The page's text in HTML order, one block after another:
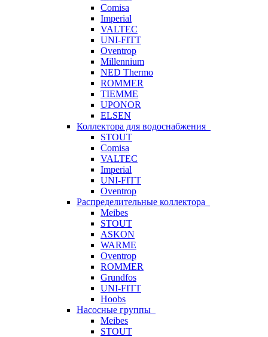
Comisa
Imperial
VALTEC
UNI-FITT
Oventrop
Millennium
NED Thermo
ROMMER
TIEMME
UPONOR
ELSEN
Коллектора для водоснабжения
STOUT
Comisa
VALTEC
Imperial
UNI-FITT
Oventrop
Распределительные коллектора
Meibes
STOUT
ASKON
WARME
Oventrop
ROMMER
Grundfos
UNI-FITT
Hoobs
Насосные группы
Meibes
STOUT